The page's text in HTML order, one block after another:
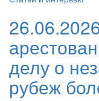
делу о
рубеж